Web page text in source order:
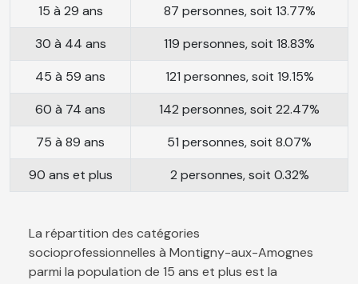
15 à 29 ans
87 personnes, soit 13.77%
30 à 44 ans
119 personnes, soit 18.83%
45 à 59 ans
121 personnes, soit 19.15%
60 à 74 ans
142 personnes, soit 22.47%
75 à 89 ans
51 personnes, soit 8.07%
90 ans et plus
2 personnes, soit 0.32%
La répartition des catégories
socioprofessionnelles à Montigny-aux-Amognes
parmi la population de 15 ans et plus est la